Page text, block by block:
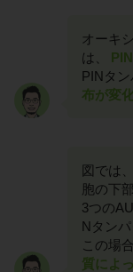
オーキ
は、
PINタン
布が変
図では
胞の下
3つの
Nタン
この場合
質によ